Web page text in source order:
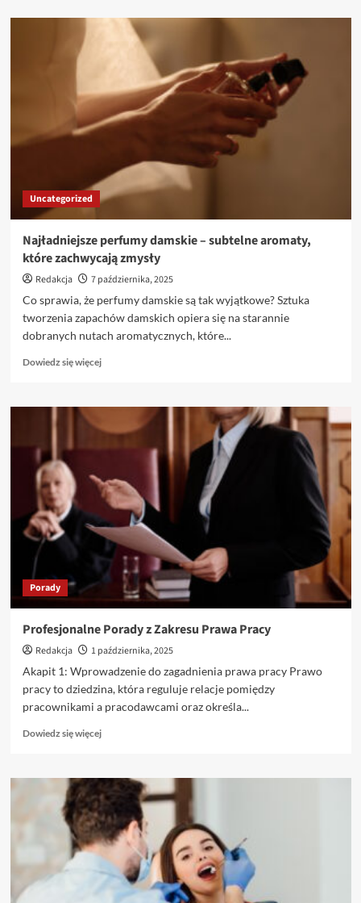
o
Profesjonalna
klucz
do
pełnego
biznesu
Uncategorized
Najładniejsze perfumy damskie – subtelne aromaty,
które zachwycają zmysły
Redakcja
7 października, 2025
Co sprawia, że perfumy damskie są tak wyjątkowe? Sztuka
tworzenia zapachów damskich opiera się na starannie
dobranych nutach aromatycznych, które...
Dowiedz się więcejDowiedz
o
Najładniejsze
perfumy
damskie
subtelne
aromaty,
które
zachwycają
zmysły
Porady
Profesjonalne Porady z Zakresu Prawa Pracy
Redakcja
1 października, 2025
Akapit 1: Wprowadzenie do zagadnienia prawa pracy Prawo
pracy to dziedzina, która reguluje relacje pomiędzy
pracownikami a pracodawcami oraz określa...
Dowiedz się więcejDowiedz
o
Profesjonalne
z
Zakresu
Prawa
Pracy